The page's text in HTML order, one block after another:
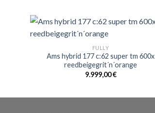
FULLY
Ams hybrid 177 c:62 super tm 600x
reedbeigegrit´n´orange
9.999,00€